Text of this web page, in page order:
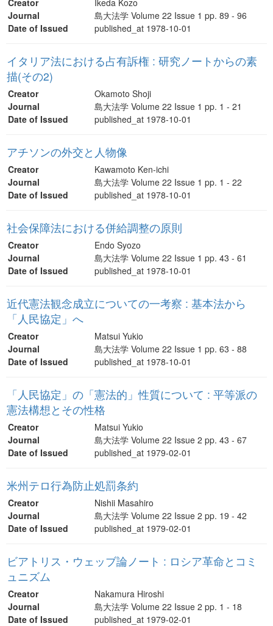
Journal
島大法学 Volume 22 Issue 1 pp. 89 - 96
Date of Issued
published_at 1978-10-01
イタリア法における占有訴権 : 研究ノートからの素
描(その2)
Creator
Okamoto Shoji
Journal
島大法学 Volume 22 Issue 1 pp. 1 - 21
Date of Issued
published_at 1978-10-01
アチソンの外交と人物像
Creator
Kawamoto Ken-ichi
Journal
島大法学 Volume 22 Issue 1 pp. 1 - 22
Date of Issued
published_at 1978-10-01
社会保障法における併給調整の原則
Creator
Endo Syozo
Journal
島大法学 Volume 22 Issue 1 pp. 43 - 61
Date of Issued
published_at 1978-10-01
近代憲法観念成立についての一考察 : 基本法から
「人民協定」へ
Creator
Matsui Yukio
Journal
島大法学 Volume 22 Issue 1 pp. 63 - 88
Date of Issued
published_at 1978-10-01
「人民協定」の「憲法的」性質について : 平等派の
憲法構想とその性格
Creator
Matsui Yukio
Journal
島大法学 Volume 22 Issue 2 pp. 43 - 67
Date of Issued
published_at 1979-02-01
米州テロ行為防止処罰条約
Creator
Nishii Masahiro
Journal
島大法学 Volume 22 Issue 2 pp. 19 - 42
Date of Issued
published_at 1979-02-01
ビアトリス・ウェッブ論ノート : ロシア革命とコミ
ュニズム
Creator
Nakamura Hiroshi
Journal
島大法学 Volume 22 Issue 2 pp. 1 - 18
Date of Issued
published_at 1979-02-01